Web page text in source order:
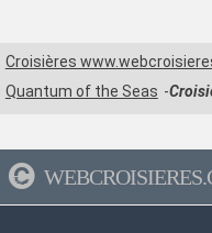
Croisières
Quantum of the Seas